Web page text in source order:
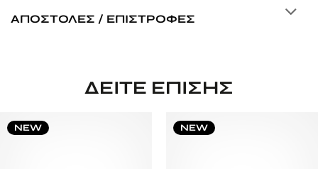
ΑΠΟΣΤΟΛΈΣ / ΕΠΙΣΤΡΟΦΈΣ
ΔΕΊΤΕ ΕΠΊΣΗΣ
NEW NEW